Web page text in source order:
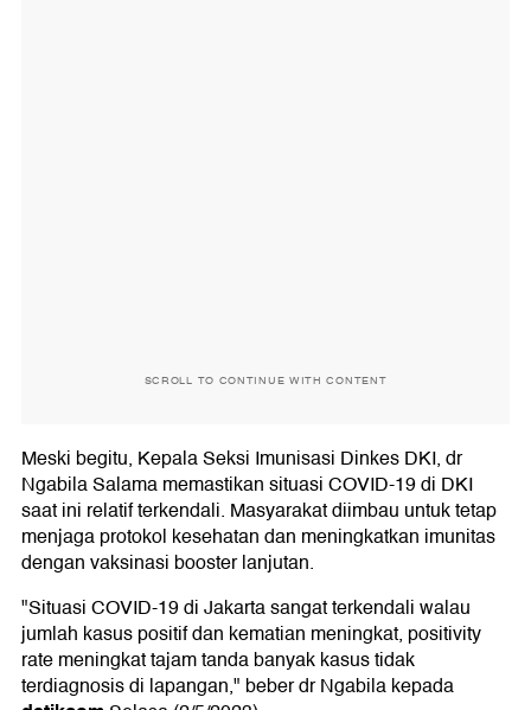
SCROLL TO CONTINUE WITH CONTENT
Meski begitu, Kepala Seksi Imunisasi Dinkes DKI, dr
Ngabila Salama memastikan situasi COVID-19 di DKI
saat ini relatif terkendali. Masyarakat diimbau untuk tetap
menjaga protokol kesehatan dan meningkatkan imunitas
dengan vaksinasi booster lanjutan.
"Situasi COVID-19 di Jakarta sangat terkendali walau
jumlah kasus positif dan kematian meningkat, positivity
rate meningkat tajam tanda banyak kasus tidak
terdiagnosis di lapangan," beber dr Ngabila kepada